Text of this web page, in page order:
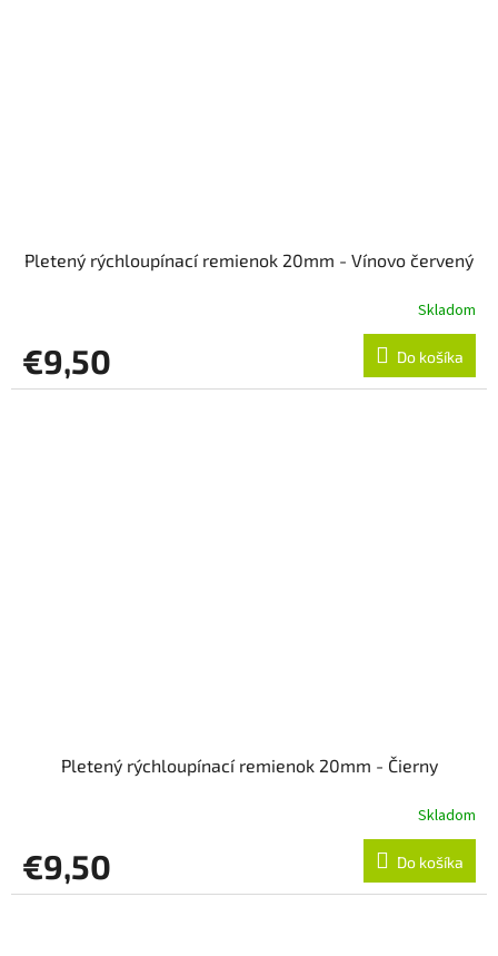
Pletený rýchloupínací remienok 20mm - Vínovo červený
Skladom
€9,50 Do košíka
Pletený rýchloupínací remienok 20mm - Čierny
Skladom
€9,50 Do košíka